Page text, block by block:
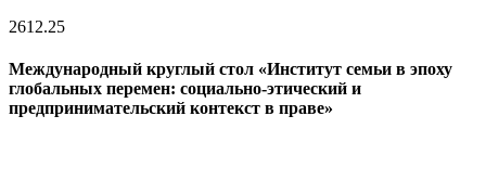
2612.25
Международный круглый стол «Институт семьи в эпоху
глобальных перемен: социально-этический и
предпринимательский контекст в праве»